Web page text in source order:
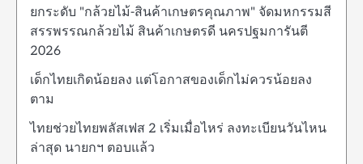
ยกระดับ "กล้วยไม้-สินค้าเกษตรคุณภาพ" จัดมหกรรมสี
สรรพรรณกล้วยไม้ สินค้าเกษตรดี นครปฐมการันตี
2026
เด็กไทยเกิดน้อยลง แต่โอกาสของเด็กไม่ควรน้อยลง
ตาม
ไทยช่วยไทยพลัสเฟส 2 เริ่มเมื่อไหร่ ลงทะเบียนวันไหน
ล่าสุด นายกฯ ตอบแล้ว